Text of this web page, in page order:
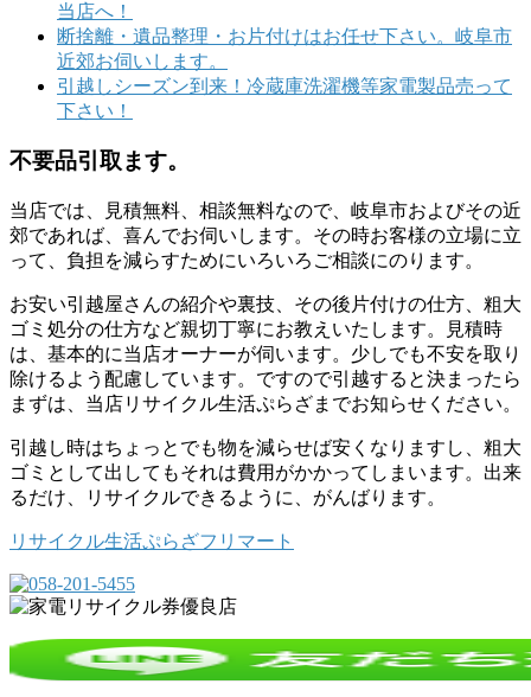
当店へ！
断捨離・遺品整理・お片付けはお任せ下さい。岐阜市
近郊お伺いします。
引越しシーズン到来！冷蔵庫洗濯機等家電製品売って
下さい！
不要品引取ます。
当店では、見積無料、相談無料なので、岐阜市およびその近
郊であれば、喜んでお伺いします。その時お客様の立場に立
って、負担を減らすためにいろいろご相談にのります。
お安い引越屋さんの紹介や裏技、その後片付けの仕方、粗大
ゴミ処分の仕方など親切丁寧にお教えいたします。見積時
は、基本的に当店オーナーが伺います。少しでも不安を取り
除けるよう配慮しています。ですので引越すると決まったら
まずは、当店リサイクル生活ぷらざまでお知らせください。
引越し時はちょっとでも物を減らせば安くなりますし、粗大
ゴミとして出してもそれは費用がかかってしまいます。出来
るだけ、リサイクルできるように、がんばります。
リサイクル生活ぷらざフリマート